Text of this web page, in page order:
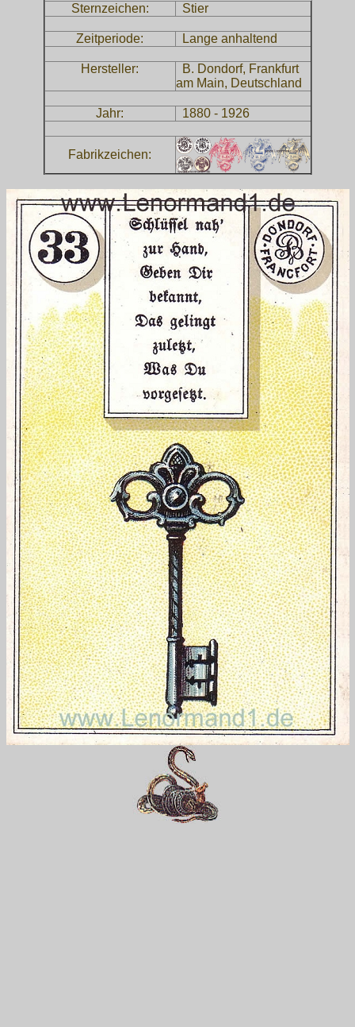
Sternzeichen: Stier
Zeitperiode: Lange anhaltend
Hersteller:
B. Dondorf, Frankfurt
am Main, Deutschland
Jahr: 1880 - 1926
Fabrikzeichen: